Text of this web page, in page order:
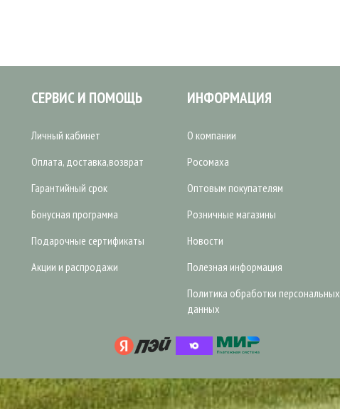
СЕРВИС И ПОМОЩЬ
Личный кабинет
Оплата, доставка,возврат
Гарантийный срок
Бонусная программа
Подарочные сертификаты
Акции и распродажи
ИНФОРМАЦИЯ
О компании
Росомаха
Оптовым покупателям
Розничные магазины
Новости
Полезная информация
Политика обработки персональных
данных